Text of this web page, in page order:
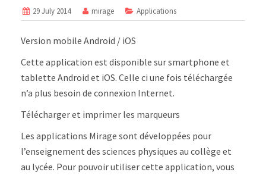
29 July 2014 mirage Applications
Version mobile Android / iOS
Cette application est disponible sur smartphone et
tablette Android et iOS. Celle ci une fois téléchargée
n’a plus besoin de connexion Internet.
Télécharger et imprimer les marqueurs
Les applications Mirage sont développées pour
l’enseignement des sciences physiques au collège et
au lycée. Pour pouvoir utiliser cette application, vous